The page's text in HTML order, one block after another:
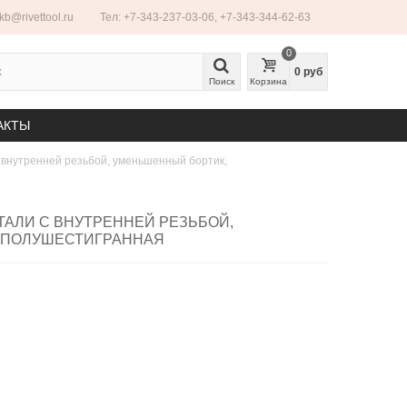
Тел: +7-343-237-03-06, +7-343-344-62-63
Поиск Корзина
0
0 руб
резьбой, уменьшенный бортик,
С ВНУТРЕННЕЙ РЕЗЬБОЙ,